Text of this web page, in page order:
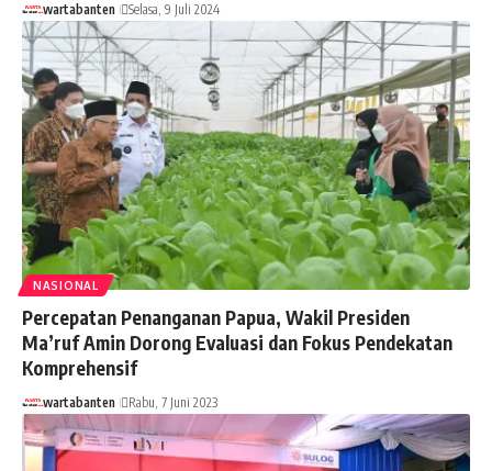
wartabanten Selasa, 9 Juli 2024
NASIONAL
Percepatan Penanganan Papua, Wakil Presiden
Ma’ruf Amin Dorong Evaluasi dan Fokus Pendekatan
Komprehensif
wartabanten Rabu, 7 Juni 2023